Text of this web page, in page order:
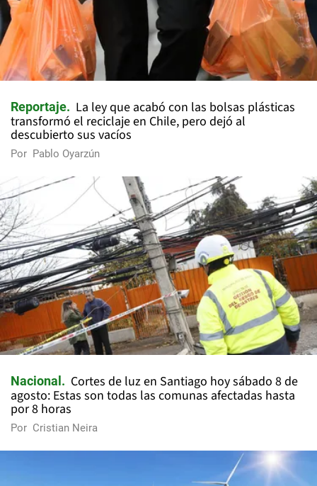
Reportaje
La ley que acabó con las bolsas plásticas
transformó el reciclaje en Chile, pero dejó al
descubierto sus vacíos
Por Pablo Oyarzún
Nacional
Cortes de luz en Santiago hoy sábado 8 de
agosto: Estas son todas las comunas afectadas hasta
por 8 horas
Por Cristian Neira